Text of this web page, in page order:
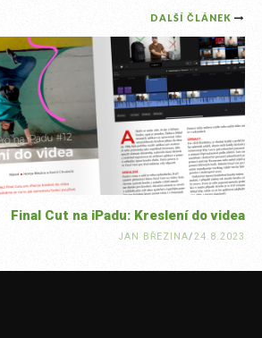
DALŠÍ ČLÁNEK
Final Cut na iPadu: Kreslení do videa
JAN BŘEZINA/24.8.2023